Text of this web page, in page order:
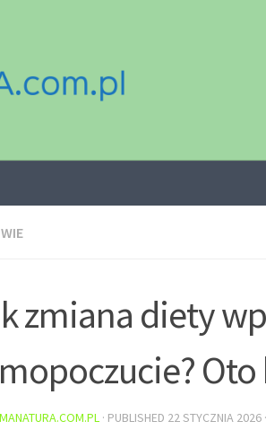
zmiana diety
Oto
· PUBLISHED 22 STYCZNIA 2026